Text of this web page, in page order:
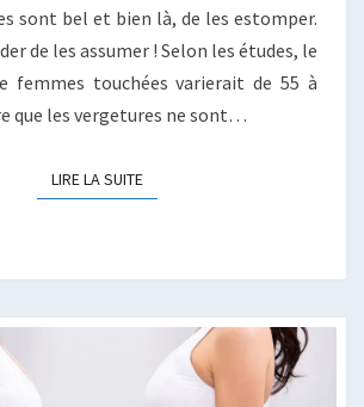
sont bel et bien là, de les estomper.
de les assumer ! Selon les études, le
femmes touchées varierait de 55 à
que les vergetures ne sont…
LIRE LA SUITELIRE LA SUITE